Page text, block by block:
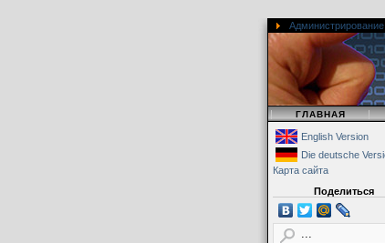
Администрирование
| ГЛАВНАЯ |
English Version
Die deutsche
Карта сайта
Поделиться